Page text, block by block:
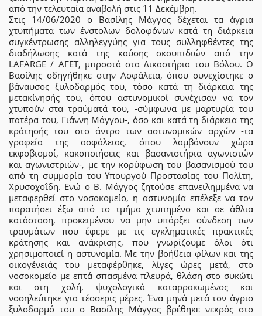
από την τελευταία αναβολή στις 11 Δεκέμβρη.
Στις 14/06/2020 ο Βασίλης Μάγγος δέχεται τα άγρια
χτυπήματα των ένστολων δολοφόνων κατά τη διάρκεια
συγκέντρωσης αλληλεγγύης για τους συλληφθέντες της
διαδήλωσης κατά της καύσης σκουπιδιών από την
LAFARGE / ΑΓΕΤ, μπροστά στα Δικαστήρια του Βόλου. Ο
Βασίλης οδηγήθηκε στην Ασφάλεια, όπου συνεχίστηκε ο
βάναυσος ξυλοδαρμός του, τόσο κατά τη διάρκεια της
μετακίνησής του, όπου αστυνομικοί συνέχισαν να τον
χτυπούν στα τραύματά του, -σύμφωνα με μαρτυρία του
πατέρα του, Γιάννη Μάγγου-, όσο και κατά τη διάρκεια της
κράτησής του στο άντρο των αστυνομικών αρχών -τα
γραφεία της ασφάλειας, όπου λαμβάνουν χώρα
εκφοβισμοί, κακοποιήσεις και βασανιστήρια αγωνιστών
και αγωνιστριών-, με την κορύφωση του βασανισμού του
από τη συμμορία του Υπουργού Προστασίας του Πολίτη,
Χρυσοχοΐδη. Ενώ ο Β. Μάγγος ζητούσε επανειλημμένα να
μεταφερθεί στο νοσοκομείο, η αστυνομία επέλεξε να τον
παρατήσει έξω από το τμήμα χτυπημένο και σε άθλια
κατάσταση, προκειμένου να μην υπάρξει σύνδεση των
τραυμάτων που έφερε με τις εγκληματικές πρακτικές
κράτησης και ανάκρισης, που γνωρίζουμε όλοι ότι
χρησιμοποιεί η αστυνομία. Με την βοήθεια φίλων και της
οικογένειάς του μεταφέρθηκε, λίγες ώρες μετά, στο
νοσοκομείο με επτά σπασμένα πλευρά, θλάση στο συκώτι
και στη χολή, ψυχολογικά καταρρακωμένος και
νοσηλεύτηκε για τέσσερις μέρες. Ένα μηνά μετά τον άγριο
ξυλοδαρμό του ο Βασίλης Μάγγος βρέθηκε νεκρός στο